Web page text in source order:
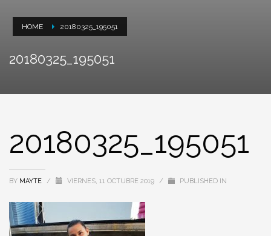
HOME 20180325_195051
20180325_195051
20180325_195051
BY MAYTE / VIERNES, 11 OCTUBRE 2019 / PUBLISHED IN